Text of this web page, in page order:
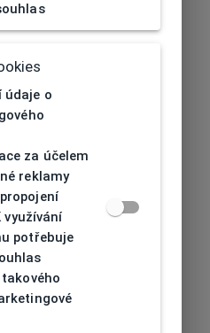
údaje o
za účelem
reklamy
potřebuje